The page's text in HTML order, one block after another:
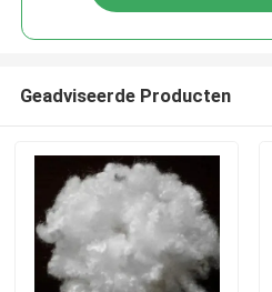
Geadviseerde Producten